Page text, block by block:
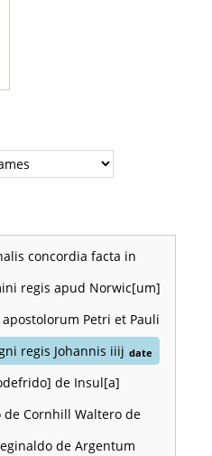
concordia facta in
regis apud Norwic[um]
Petri et Pauli
regis Johannis iiij date
de Insul[a]
de Cornhill Waltero de
de Argentum